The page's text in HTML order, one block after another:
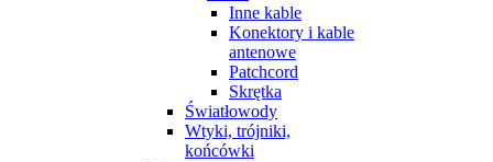
Inne kable
Konektory i kable
antenowe
Patchcord
Skrętka
Światłowody
Wtyki, trójniki,
końcówki